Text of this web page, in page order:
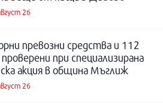
26
превозни средства и 112
при специализирана
акция в община Мъглиж
26